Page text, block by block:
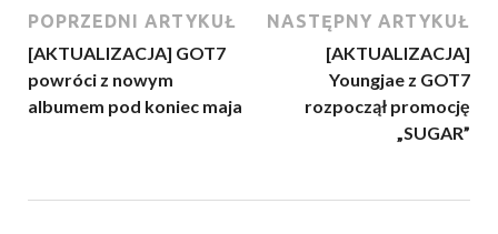
POPRZEDNI ARTYKUŁ
[AKTUALIZACJA] GOT7
powróci z nowym
albumem pod koniec maja
NASTĘPNY ARTYKUŁ
[AKTUALIZACJA]
Youngjae z GOT7
rozpoczął promocję
„SUGAR”